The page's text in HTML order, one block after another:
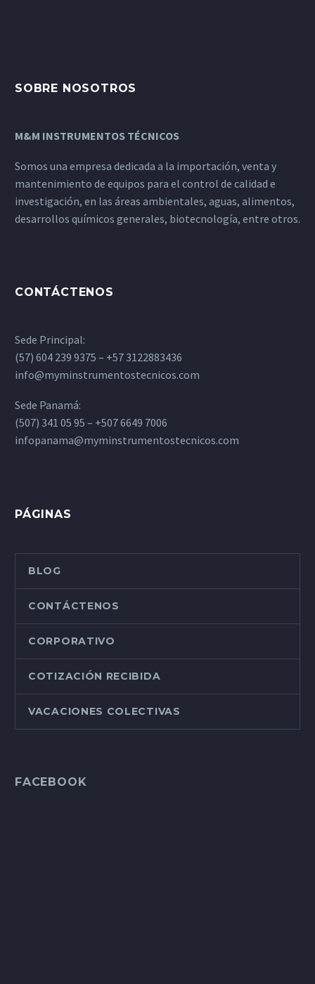
SOBRE NOSOTROS
M&M INSTRUMENTOS TÉCNICOS
Somos una empresa dedicada a la importación, venta y
mantenimiento de equipos para el control de calidad e
investigación, en las áreas ambientales, aguas, alimentos,
desarrollos químicos generales, biotecnología, entre otros.
CONTÁCTENOS
Sede Principal:
(57) 604 239 9375 – +57 3122883436
info@myminstrumentostecnicos.com
Sede Panamá:
(507) 341 05 95 – +507 6649 7006
infopanama@myminstrumentostecnicos.com
PÁGINAS
BLOG
CONTÁCTENOS
CORPORATIVO
COTIZACIÓN RECIBIDA
VACACIONES COLECTIVAS
FACEBOOK